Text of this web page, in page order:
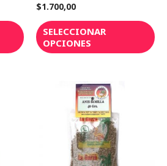
Valorado
en
de
5
$1.700,00
SELECCIONAR
OPCIONES